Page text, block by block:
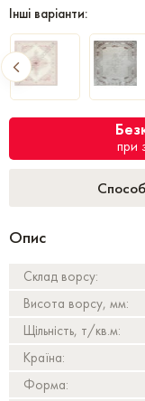
Інші варіанти:
при
Опис
Склад ворсу:
Висота ворсу, мм:
Щільність, т/кв.м:
Країна:
Форма: